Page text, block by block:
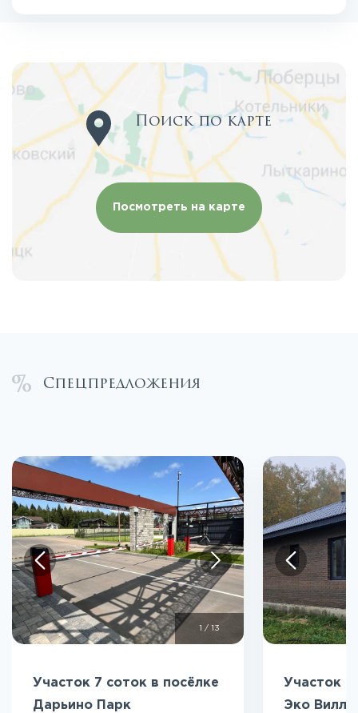
Поиск по карте
Посмотреть на карте
Спецпредложения
/ 13
Участок 7 соток в посёлке
Дарьино Парк
Участок 5
Эко